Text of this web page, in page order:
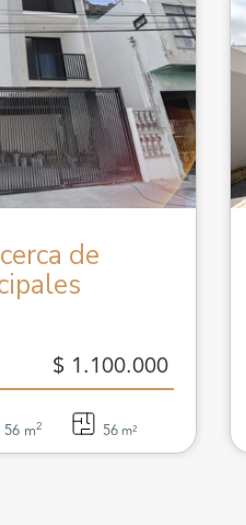
de
$ 1.100.000
56 m2 56 m²